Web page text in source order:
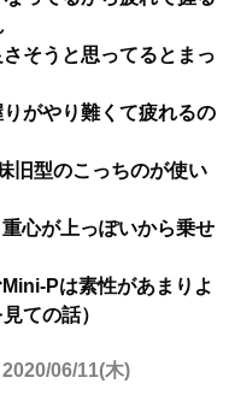
そうと思ってるとまっ
がやり難くて疲れるの
旧型のこっちのが使い
心が上っぽいから乗せ
Pは素性があまりよ
ての話）
2020/06/11(木)